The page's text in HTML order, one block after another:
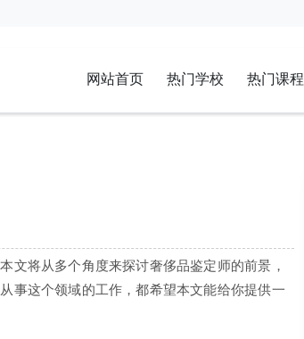
网站首页 热门学校 热门课程
文将从多个角度来探讨奢侈品鉴定师的前景，
事这个领域的工作，都希望本文能给你提供一